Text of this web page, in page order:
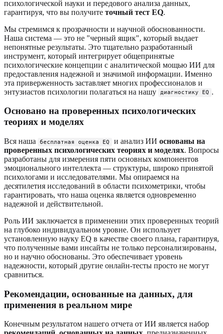
психологической науки и передового анализа данных,
гарантируя, что вы получите точный тест EQ.
Мы стремимся к прозрачности и научной обоснованности.
Наша система — это не "черный ящик", который выдает
непонятные результаты. Это тщательно разработанный
инструмент, который интегрирует общепринятые
психологические концепции с аналитической мощью ИИ для
предоставления надежной и значимой информации. Именно
эта приверженность заставляет многих профессионалов и
энтузиастов психологии полагаться на нашу
диагностику EQ .
Основано на проверенных психологических
теориях и моделях
Вся наша бесплатная оценка EQ и анализ ИИ основаны на
проверенных психологических теориях и моделях. Вопросы
разработаны для измерения пяти основных компонентов
эмоционального интеллекта — структуры, широко принятой
психологами и исследователями. Мы опираемся на
десятилетия исследований в области психометрики, чтобы
гарантировать, что наша оценка является одновременно
надежной и действительной.
Роль ИИ заключается в применении этих проверенных теорий
на глубоко индивидуальном уровне. Он использует
установленную науку EQ в качестве своего плана, гарантируя,
что полученные вами инсайты не только персонализированы,
но и научно обоснованы. Это обеспечивает уровень
надежности, который другие онлайн-тесты просто не могут
сравниться.
Рекомендации, основанные на данных, для
применения в реальном мире
Конечным результатом нашего отчета от ИИ является набор